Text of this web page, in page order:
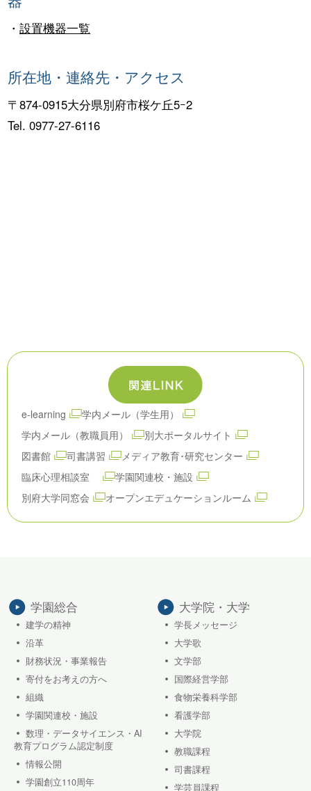
・設置機器一覧
所在地・連絡先・アクセス
〒874-0915大分県別府市桜ケ丘5ｰ2
Tel. 0977-27-6116
e-learning
学内メール（学生用）
学内メール（教職員用）
別大ポータルサイト
図書館
司書講習
メディア教育･研究センター
臨床心理相談室
学園関連校・施設
別府大学同窓会
オープンエデュケーションルーム
学園総合
建学の精神
沿革
財務状況・事業報告
寄付をお考えの方へ
組織
学園関連校・施設
数理・データサイエンス・AI
教育プログラム認定制度
情報公開
学園創立110周年
大学院・大学
学長メッセージ
大学歌
文学部
国際経営学部
食物栄養科学部
看護学部
大学院
教職課程
司書課程
学芸員課程